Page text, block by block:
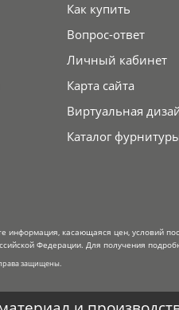
Как купить
Вопрос-ответ
Личный кабинет
Карта сайта
Виртуальная
Каталог
информация, касающаяся цен, условий
Федерации. Для получения
защищены.